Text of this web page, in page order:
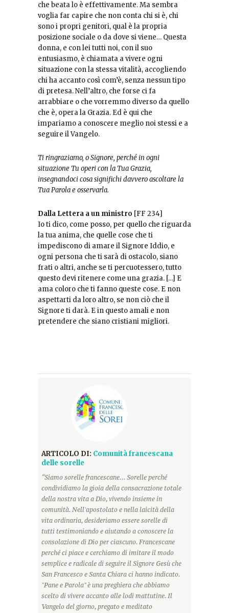
che beata lo è effettivamente. Ma sembra
voglia far capire che non conta chi si è, chi
sono i propri genitori, qual è la propria
posizione sociale o da dove si viene… Questa
donna, e con lei tutti noi, con il suo
entusiasmo, è chiamata a vivere ogni
situazione con la stessa vitalità, accogliendo
chi ha accanto così com’è, senza nessun tipo
di pretesa. Nell’altro, che forse ci fa
arrabbiare o che vorremmo diverso da quello
che è, opera la Grazia. Ed è qui che
impariamo a conoscere meglio noi stessi e a
seguire il Vangelo.
Ti ringraziamo, o Signore, perché in ogni
situazione Tu operi con la Tua Grazia,
insegnandoci cosa significhi davvero ascoltare la
Tua Parola e osservarla.
Dalla Lettera a un ministro [FF 234]
Io ti dico, come posso, per quello che riguarda
la tua anima, che quelle cose che ti
impediscono di amare il Signore Iddio, e
ogni persona che ti sarà di ostacolo, siano
frati o altri, anche se ti percuotessero, tutto
questo devi ritenere come una grazia. […] E
ama coloro che ti fanno queste cose. E non
aspettarti da loro altro, se non ciò che il
Signore ti darà. E in questo amali e non
pretendere che siano cristiani migliori.
ARTICOLO DI: Comunità francescana
delle sorelle
“Siamo sorelle francescane... Sorelle perché
condividiamo la gioia della consacrazione totale
della nostra vita a Dio, vivendo insieme in
comunità. Nell'apostolato e nella laicità della
vita ordinaria, desideriamo essere sorelle di
tutti testimoniando e aiutando a conoscere la
consolazione di Dio per ciascuno. Francescane
perché ci piace e cerchiamo di imitare il modo
semplice e radicale di seguire il Signore Gesù che
San Francesco e Santa Chiara ci hanno indicato.
"Pane e Parola" è una preghiera che abbiamo
scelto di vivere accanto alle lodi mattutine. Il
Vangelo del giorno, pregato e meditato